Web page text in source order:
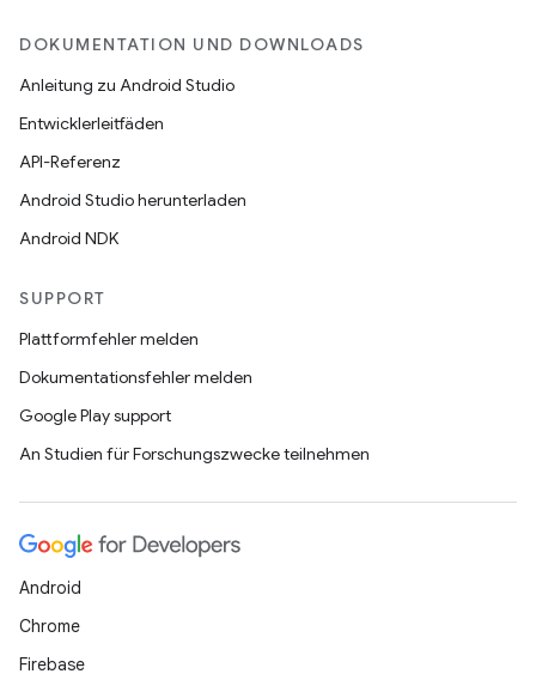
DOKUMENTATION UND DOWNLOADS
Anleitung zu Android Studio
Entwicklerleitfäden
API-Referenz
Android Studio herunterladen
Android NDK
SUPPORT
Plattformfehler melden
Dokumentationsfehler melden
Google Play support
An Studien für Forschungszwecke teilnehmen
Android
Chrome
Firebase